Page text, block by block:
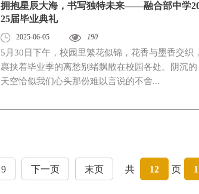
拥抱星辰大海，书写独特未来——融合部中学
25届毕业典礼
2025-06-05 190
5月30日下午，校园里繁花似锦，花香与墨香交织，
裹挟着毕业季的离愁别绪飘散在校园各处。阴沉的
天空恰似我们心头那份难以言说的不舍...
9 下一页 末页 共 12 页